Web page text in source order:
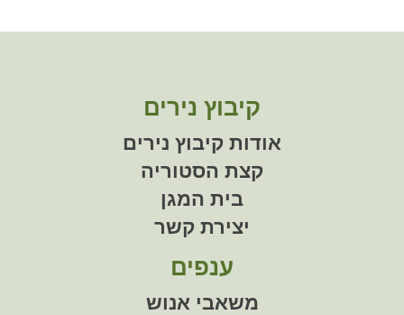
קיבוץ נירים
אודות קיבוץ נירים
קצת הסטוריה
בית המגן
יצירת קשר
ענפים
משאבי אנוש